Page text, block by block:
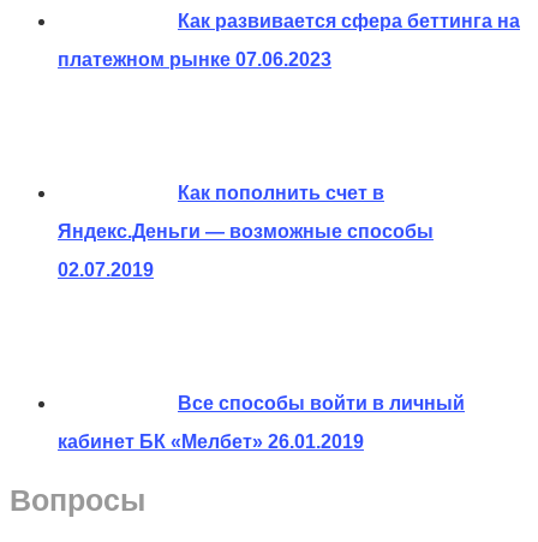
Как развивается сфера беттинга на
платежном рынке 07.06.2023
Как пополнить счет в
Яндекс.Деньги — возможные способы
02.07.2019
Все способы войти в личный
кабинет БК «Мелбет» 26.01.2019
Вопросы